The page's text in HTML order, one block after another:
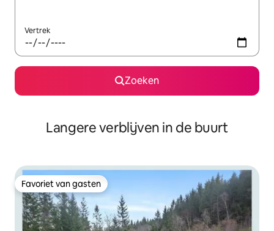
Vertrek
Zoeken
Langere verblijven in de buurt
Favoriet van gasten
Favoriet van gasten